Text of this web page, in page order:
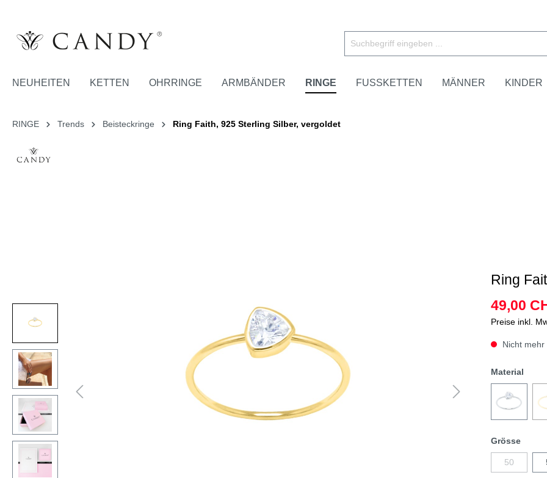
NEUHEITEN KETTEN OHRRINGE ARMBÄNDER RINGE FUSSKETTEN MÄNNER KINDER
RINGE Trends Beisteckringe Ring Faith, 925 Sterling Silber, vergoldet
Ring
49,00
Preise inkl.
Nicht
Material
Grösse
50